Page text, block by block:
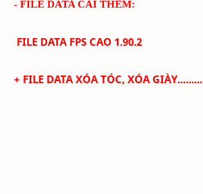
- FILE DATA CÀI THÊM:
FILE DATA FPS CAO 1.90.2
+ FILE DATA XÓA TÓC, XÓA GIÀY.........